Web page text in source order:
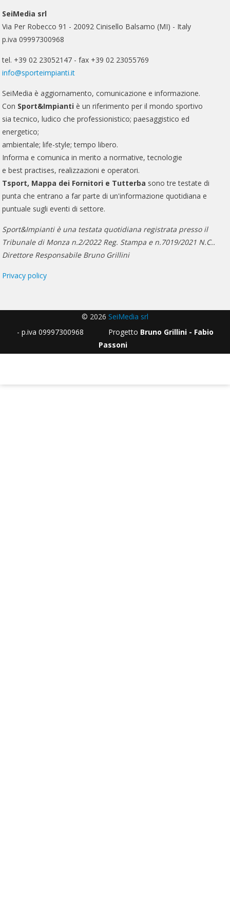
SeiMedia srl
Via Per Robecco 91 - 20092 Cinisello Balsamo (MI) - Italy
p.iva 09997300968
tel. +39 02 23052147 - fax +39 02 23055769
info@sporteimpianti.it
SeiMedia è aggiornamento, comunicazione e informazione.
Con Sport&Impianti è un riferimento per il mondo sportivo
sia tecnico, ludico che professionistico; paesaggistico ed
energetico;
ambientale; life-style; tempo libero.
Informa e comunica in merito a normative, tecnologie
e best practises, realizzazioni e operatori.
Tsport, Mappa dei Fornitori e Tutterba sono tre testate di
punta che entrano a far parte di un'informazione quotidiana e
puntuale sugli eventi di settore.
Sport&Impianti è una testata quotidiana registrata presso il
Tribunale di Monza n.2/2022 Reg. Stampa e n.7019/2021 N.C..
Direttore Responsabile Bruno Grillini
Privacy policy
© 2026 SeiMedia srl
- p.iva 09997300968 Progetto Bruno Grillini - Fabio
Passoni